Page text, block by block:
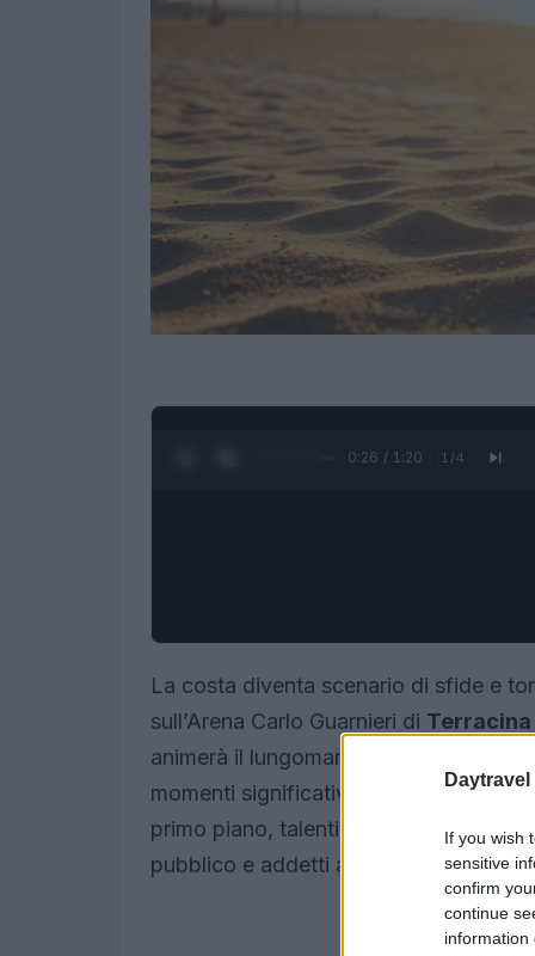
Daytravel
If you wish
sensitive
confirm
continue
information
0:27 / 1:20 1 /4
La costa diventa scenario di sfide e
sull’Arena Carlo Guarnieri di Terracina
animerà il lungomare Testene di
momenti significativi per il movimento
primo piano, talenti emergenti e una
pubblico e addetti ai lavori.